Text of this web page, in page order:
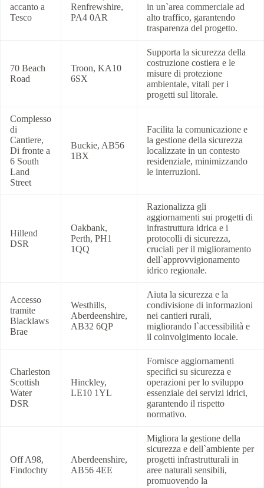
accanto a
Tesco
Renfrewshire,
PA4 0AR
in un`area commerciale ad
alto traffico, garantendo
trasparenza del progetto.
70 Beach
Road
Troon, KA10
6SX
Supporta la sicurezza della
costruzione costiera e le
misure di protezione
ambientale, vitali per i
progetti sul litorale.
Complesso
di
Cantiere,
Di fronte a
6 South
Land
Street
Buckie, AB56
1BX
Facilita la comunicazione e
la gestione della sicurezza
localizzate in un contesto
residenziale, minimizzando
le interruzioni.
Hillend
DSR
Oakbank,
Perth, PH1
1QQ
Razionalizza gli
aggiornamenti sui progetti di
infrastruttura idrica e i
protocolli di sicurezza,
cruciali per il miglioramento
dell`approvvigionamento
idrico regionale.
Accesso
tramite
Blacklaws
Brae
Westhills,
Aberdeenshire,
AB32 6QP
Aiuta la sicurezza e la
condivisione di informazioni
nei cantieri rurali,
migliorando l`accessibilità e
il coinvolgimento locale.
Charleston
Scottish
Water
DSR
Hinckley,
LE10 1YL
Fornisce aggiornamenti
specifici su sicurezza e
operazioni per lo sviluppo
essenziale dei servizi idrici,
garantendo il rispetto
normativo.
Off A98,
Findochty
Aberdeenshire,
AB56 4EE
Migliora la gestione della
sicurezza e dell`ambiente per
progetti infrastrutturali in
aree naturali sensibili,
promuovendo la